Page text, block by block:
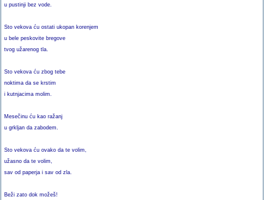
u pustinji bez vode.
Sto vekova ću ostati ukopan korenjem
u bele peskovite bregove
tvog užarenog tla.
Sto vekova ću zbog tebe
noktima da se krstim
i kutnjacima molim.
Mesečinu ću kao ražanj
u grkljan da zabodem.
Sto vekova ću ovako da te volim,
užasno da te volim,
sav od paperja i sav od zla.
Beži zato dok možeš!